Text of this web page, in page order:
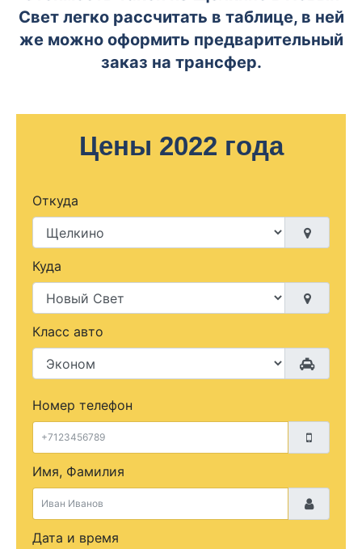
Свет легко рассчитать в таблице, в ней
же можно оформить предварительный
заказ на трансфер.
Цены 2022 года
Откуда
Куда
Класс авто
Номер телефон
Имя, Фамилия
Дата и время